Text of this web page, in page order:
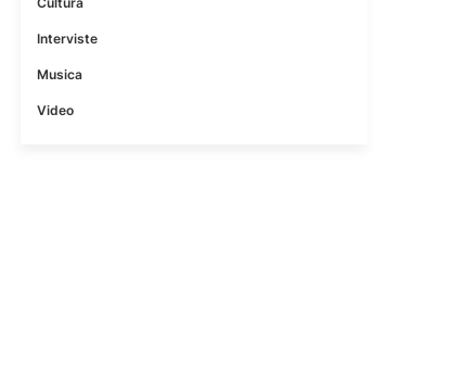
Interviste
Musica
Video